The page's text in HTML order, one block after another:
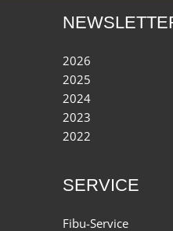
2026
2025
2024
2023
2022
SERVICE
Fibu-Service